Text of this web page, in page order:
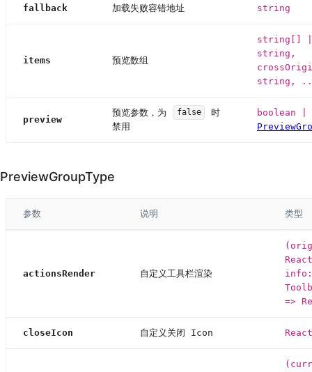
fallback 加载失败容错地址 string
items 预览数组
string[]
string,
string,
preview
预览参数，为 false
时
禁用
boolean |
PreviewGroupType
参数 说明 类型
actionsRender 自定义工具栏渲染
info:
=>
closeIcon 自定义关闭 Icon